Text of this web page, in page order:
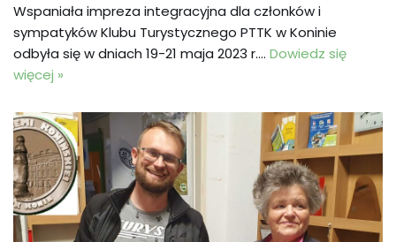
Wspaniała impreza integracyjna dla członków i
sympatyków Klubu Turystycznego PTTK w Koninie
odbyła się w dniach 19-21 maja 2023 r.… Dowiedz się
więcej »